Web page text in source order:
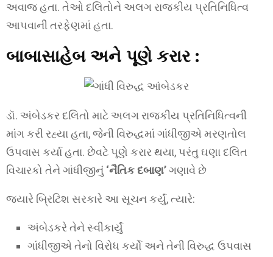
અવાજ હતા. તેઓ દલિતોને અલગ રાજકીય પ્રતિનિધિત્વ
આપવાની તરફેણમાં હતા.
બાબાસાહેબ અને પૂણે કરાર :
ડૉ. અંબેડકર દલિતો માટે અલગ રાજકીય પ્રતિનિધિત્વની
માંગ કરી રહ્યા હતા, જેની વિરુદ્ધમાં ગાંધીજીએ મરણતોલ
ઉપવાસ કર્યા હતા. છેવટે પૂણે કરાર થયા, પરંતુ ઘણા દલિત
વિચારકો તેને ગાંધીજીનું ‘નૈતિક દબાણ’ગણાવે છે
જ્યારે બ્રિટિશ સરકારે આ સૂચન કર્યું, ત્યારે:
અંબેડકરે તેને સ્વીકાર્યું
ગાંધીજીએ તેનો વિરોધ કર્યો અને તેની વિરુદ્ધ ઉપવાસ